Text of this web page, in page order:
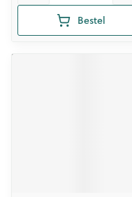
Bestel